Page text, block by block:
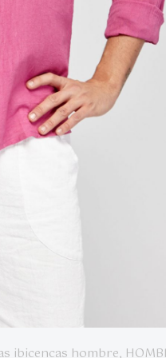
ibicencas hombre,